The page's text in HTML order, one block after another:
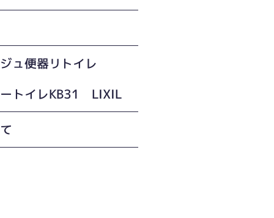
ュ便器リトイレ
トイレKB31 LIXIL